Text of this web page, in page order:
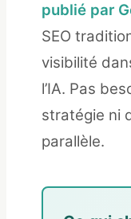
publié par
SEO
visibilité
l’IA. Pas
stratégie ni
parallèle.